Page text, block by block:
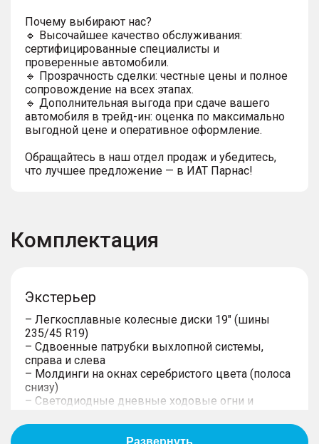
Почему выбирают нас?
🔹 Высочайшее качество обслуживания:
сертифицированные специалисты и
проверенные автомобили.
🔹 Прозрачность сделки: честные цены и полное
сопровождение на всех этапах.
🔹 Дополнительная выгода при сдаче вашего
автомобиля в трейд-ин: оценка по максимально
выгодной цене и оперативное оформление.
Обращайтесь в наш отдел продаж и убедитесь,
что лучшее предложение — в ИАТ Парнас!
Комплектация
Экстерьер
– Легкосплавные колесные диски 19" (шины
235/45 R19)
– Сдвоенные патрубки выхлопной системы,
справа и слева
– Молдинги на окнах серебристого цвета (полоса
снизу)
– Светодиодные дневные ходовые огни и
– Светодиодные задние комбинированные
фонари с контурной линией на багажной двери